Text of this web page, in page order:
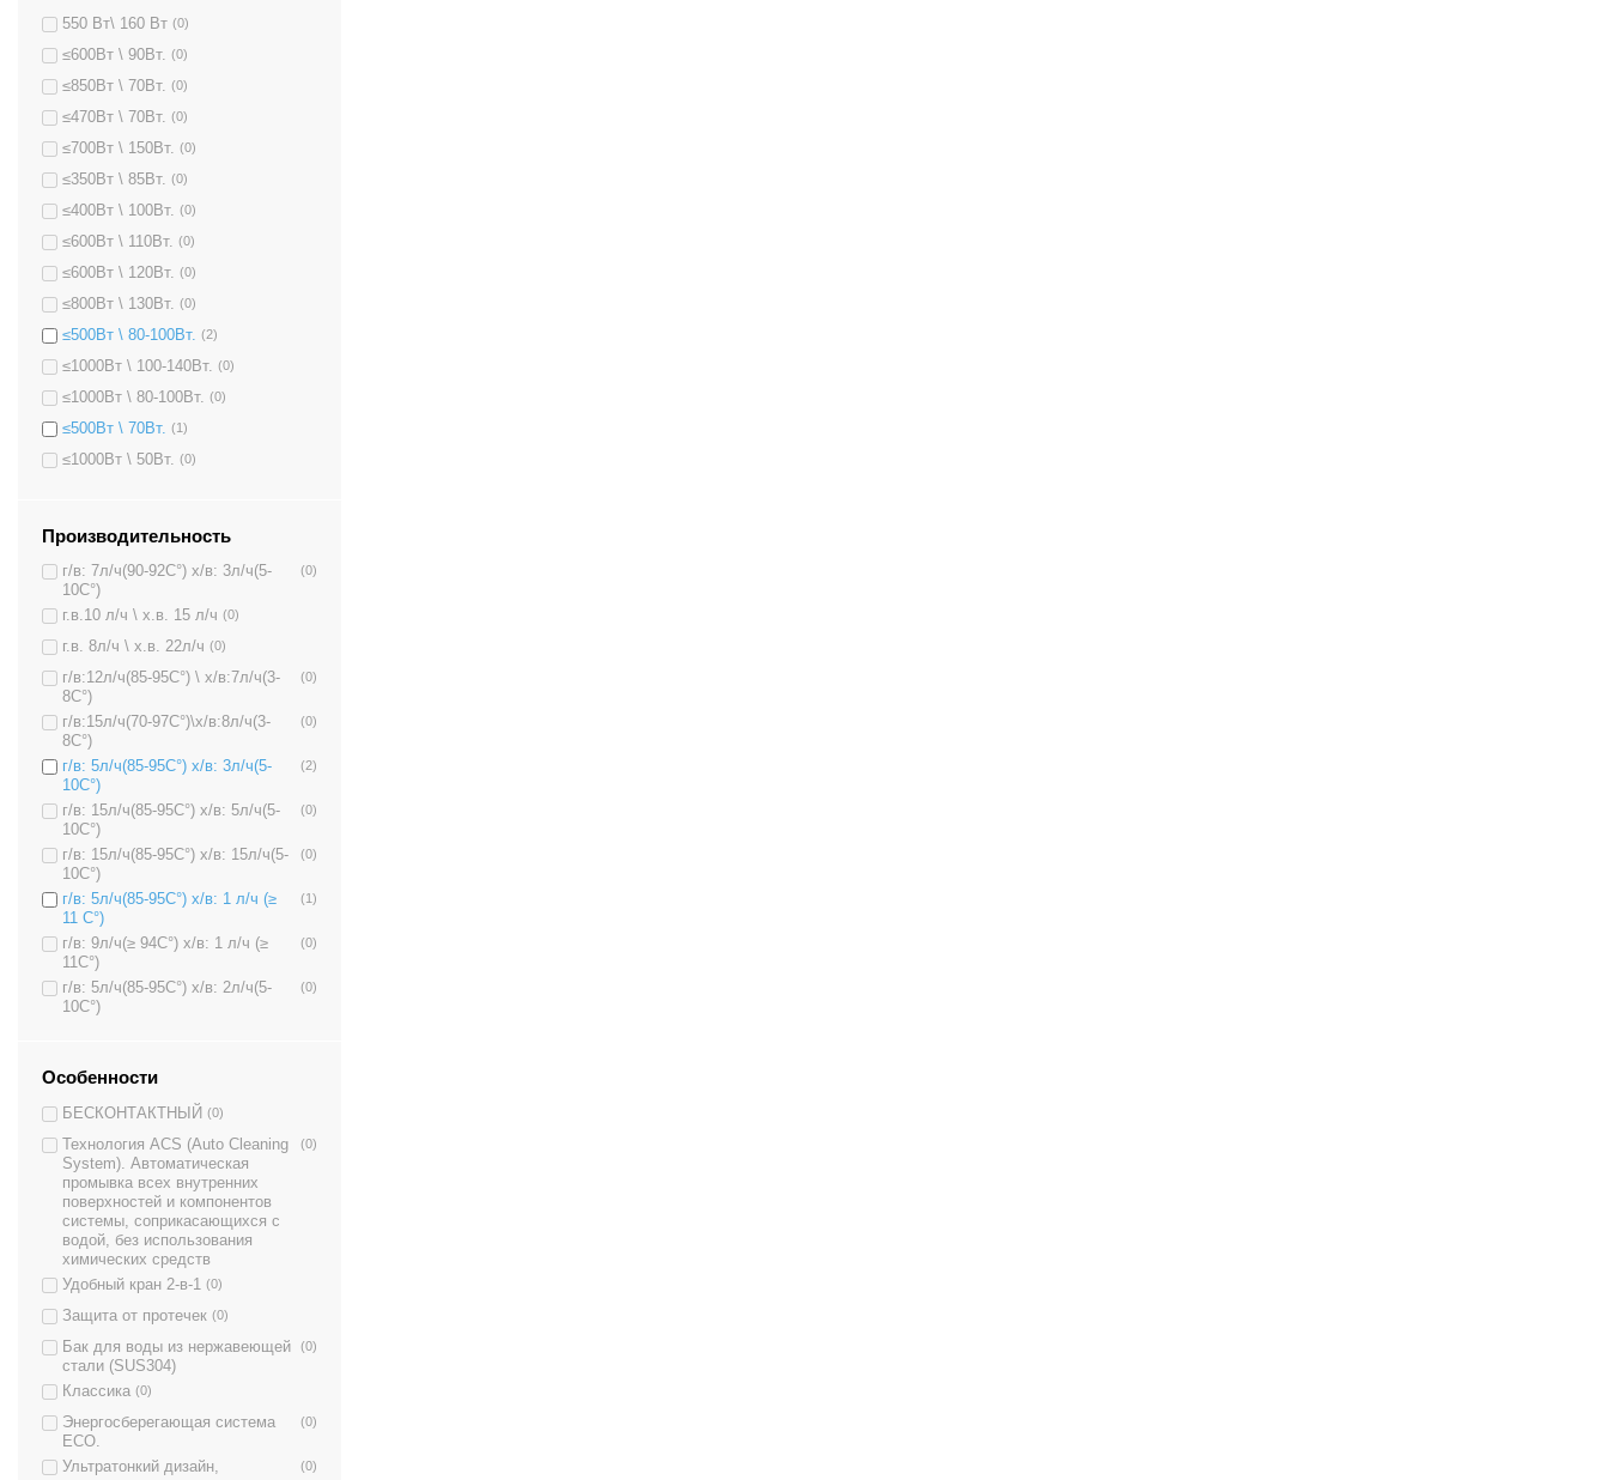
550 Вт\ 160 Вт (0)
≤600Вт \ 90Вт. (0)
≤850Вт \ 70Вт. (0)
≤470Вт \ 70Вт. (0)
≤700Вт \ 150Вт. (0)
≤350Вт \ 85Вт. (0)
≤400Вт \ 100Вт. (0)
≤600Вт \ 110Вт. (0)
≤600Вт \ 120Вт. (0)
≤800Вт \ 130Вт. (0)
≤500Вт \ 80-100Вт. (2)
≤1000Вт \ 100-140Вт. (0)
≤1000Вт \ 80-100Вт. (0)
≤500Вт \ 70Вт. (1)
≤1000Вт \ 50Вт. (0)
Производительность
г/в: 7л/ч(90-92C°) х/в: 3л/ч(5-
10C°)
(0)
г.в.10 л/ч \ х.в. 15 л/ч (0)
г.в. 8л/ч \ х.в. 22л/ч (0)
г/в:12л/ч(85-95C°) \ х/в:7л/ч(3-
8C°)
(0)
г/в:15л/ч(70-97C°)\х/в:8л/ч(3-
8C°)
(0)
г/в: 5л/ч(85-95C°) х/в: 3л/ч(5-
10C°)
(2)
г/в: 15л/ч(85-95C°) х/в: 5л/ч(5-
10C°)
(0)
г/в: 15л/ч(85-95C°) х/в: 15л/ч(5-
10C°)
(0)
г/в: 5л/ч(85-95C°) х/в: 1 л/ч (≥
11 C°)
(1)
г/в: 9л/ч(≥ 94C°) х/в: 1 л/ч (≥
11C°)
(0)
г/в: 5л/ч(85-95C°) х/в: 2л/ч(5-
10C°)
(0)
Особенности
БЕСКОНТАКТНЫЙ (0)
Технология ACS (Auto Cleaning
System). Автоматическая
промывка всех внутренних
поверхностей и компонентов
системы, соприкасающихся с
водой, без использования
химических средств
(0)
Удобный кран 2-в-1 (0)
Защита от протечек (0)
Бак для воды из нержавеющей
стали (SUS304)
(0)
Классика (0)
Энергосберегающая система
ECO.
(0)
Ультратонкий дизайн,
(0)